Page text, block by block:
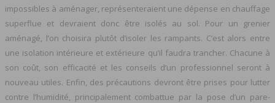
impossibles à aménager, représenteraient une dépense en chauffage
superflue et devraient donc être isolés au sol. Pour un grenier
aménagé, l’on choisira plutôt d’isoler les rampants. C’est alors entre
une isolation intérieure et extérieure qu’il faudra trancher. Chacune à
son coût, son efficacité et les conseils d’un professionnel seront à
nouveau utiles. Enfin, des précautions devront être prises pour lutter
contre l’humidité, principalement combattue par la pose d’un pare-